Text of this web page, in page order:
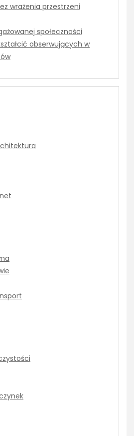
wrażenia przestrzeni
społeczności
obserwujących w